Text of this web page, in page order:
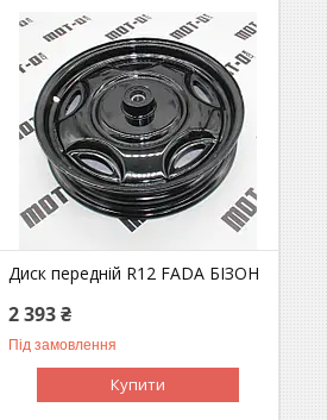
Диск передній R12 FADA БІЗОН
2 393 ₴
Під замовлення
Купити